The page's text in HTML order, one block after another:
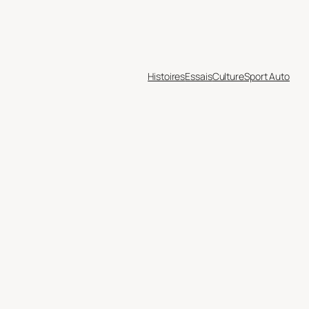
HistoiresEssaisCultureSport Auto